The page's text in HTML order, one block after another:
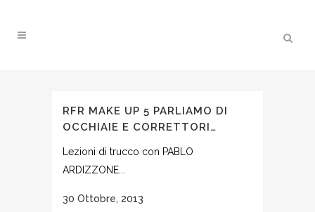
RFR MAKE UP 5 PARLIAMO DI
OCCHIAIE E CORRETTORI…
Lezioni di trucco con PABLO
ARDIZZONE...
30 Ottobre, 2013